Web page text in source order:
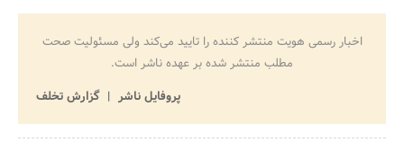
اخبار رسمی هویت منتشر کننده را تایید می‌کند ولی مسئولیت صحت
مطلب منتشر شده بر عهده ناشر است.
پروفایل ناشر
گزارش تخلف